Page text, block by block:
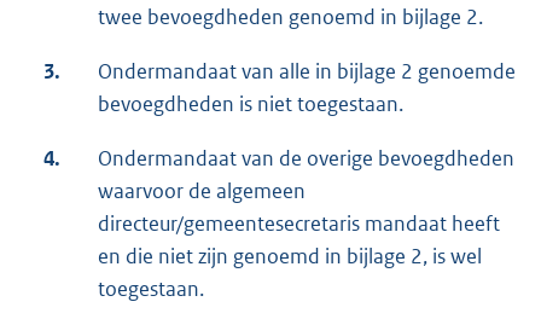
twee bevoegdheden genoemd in bijlage 2.
3.
Ondermandaat van alle in bijlage 2 genoemde
bevoegdheden is niet toegestaan.
4.
Ondermandaat van de overige bevoegdheden
waarvoor de algemeen
directeur/gemeentesecretaris mandaat heeft
en die niet zijn genoemd in bijlage 2, is wel
toegestaan.